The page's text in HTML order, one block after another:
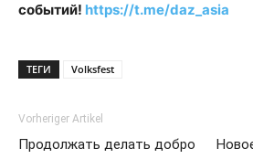
событий! https://t.me/daz_asia
ТЕГИ Volksfest
Vorheriger Artikel
Продолжать делать добро